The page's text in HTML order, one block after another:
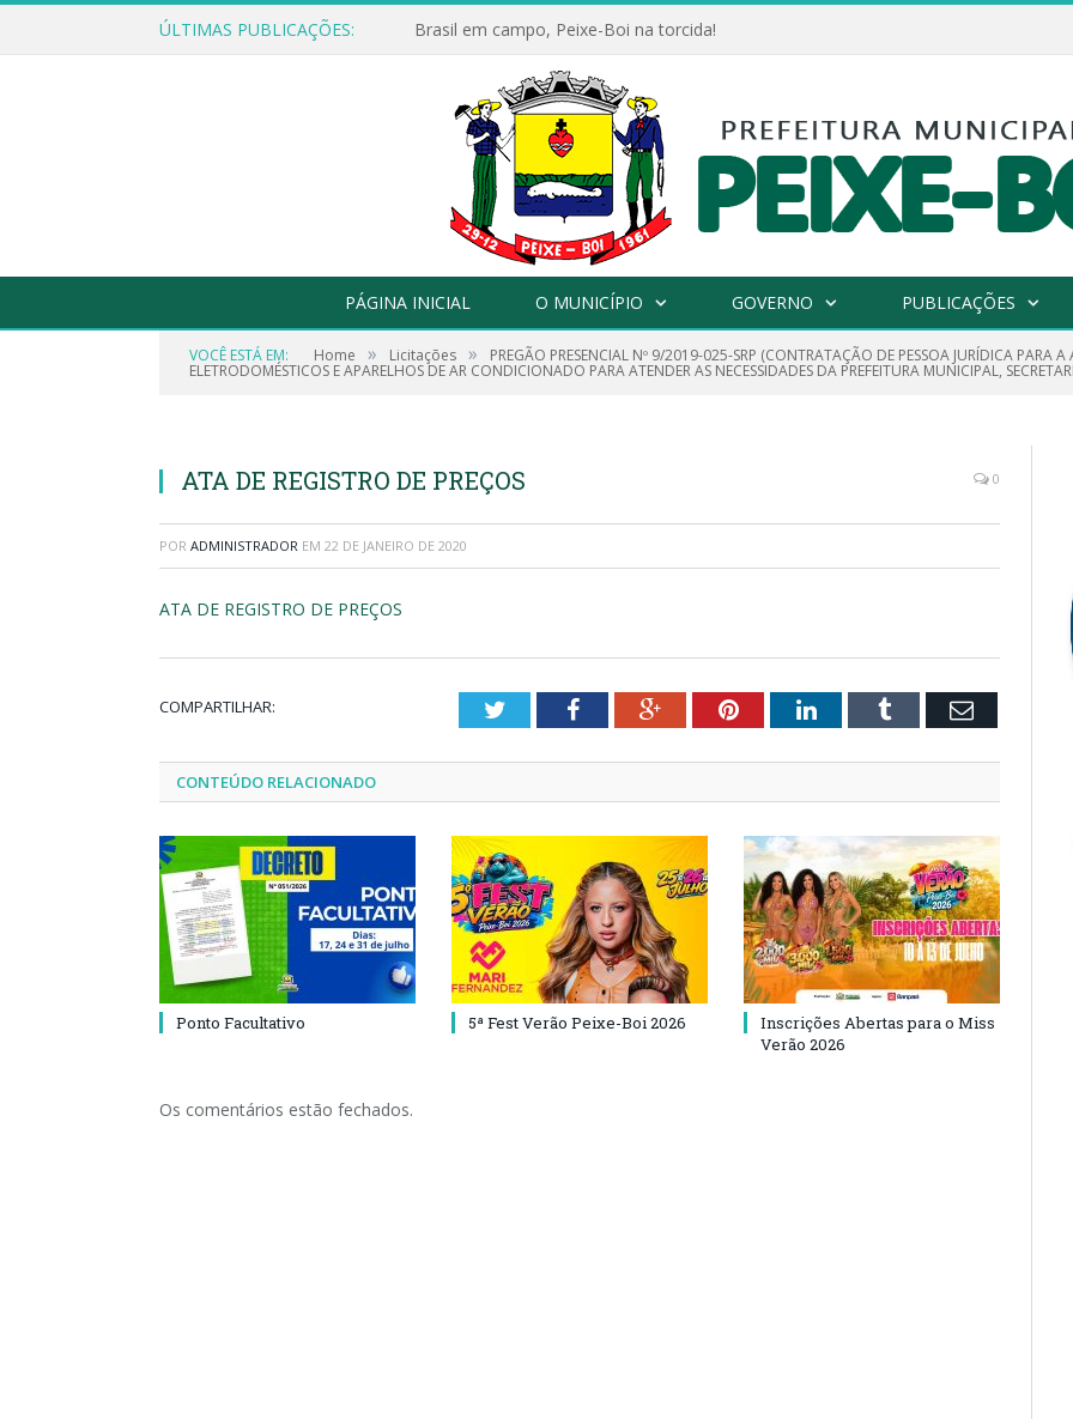
ÚLTIMAS PUBLICAÇÕES: Brasil em campo, Peixe-Boi na torcida!
PÁGINA INICIAL O MUNICÍPIO GOVERNO PUBLICAÇÕES
VOCÊ ESTÁ EM: Home » Licitações » PREGÃO PRESENCIAL Nº 9/2019-025-SRP (CONTRATAÇÃO DE PESSOA JURÍDICA PARA
ELETRODOMÉSTICOS E APARELHOS DE AR CONDICIONADO PARA ATENDER AS NECESSIDADES DA PREFEITURA MUNICIPAL,
ATA DE REGISTRO DE PREÇOS 0
POR ADMINISTRADOR EM 22 DE JANEIRO DE 2020
ATA DE REGISTRO DE PREÇOS
COMPARTILHAR: TwitterFacebookGoogle+PinterestLinkedInTumblr Email
CONTEÚDO RELACIONADO
Ponto Facultativo 5ª Fest Verão Peixe-Boi 2026
Inscrições Abertas para o Miss
Verão 2026
Os comentários estão fechados.